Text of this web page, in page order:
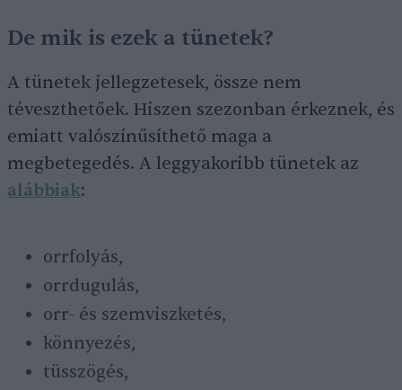
De mik is ezek a tünetek?
A tünetek jellegzetesek, össze nem
téveszthetőek. Hiszen szezonban érkeznek, és
emiatt valószínűsíthető maga a
megbetegedés. A leggyakoribb tünetek az
alábbiak:
orrfolyás,
orrdugulás,
orr- és szemviszketés,
könnyezés,
tüsszögés,